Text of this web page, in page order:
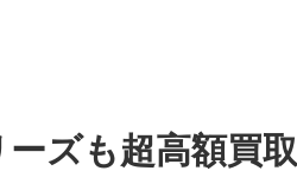
ズも超高額買取